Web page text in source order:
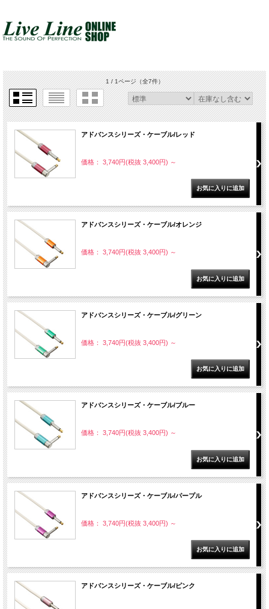
1 / 1ページ（全7件）
アドバンスシリーズ・ケーブル/レッド
価格： 3,740円(税抜 3,400円) ～
アドバンスシリーズ・ケーブル/オレンジ
価格： 3,740円(税抜 3,400円) ～
アドバンスシリーズ・ケーブル/グリーン
価格： 3,740円(税抜 3,400円) ～
アドバンスシリーズ・ケーブル/ブルー
価格： 3,740円(税抜 3,400円) ～
アドバンスシリーズ・ケーブル/パープル
価格： 3,740円(税抜 3,400円) ～
アドバンスシリーズ・ケーブル/ピンク